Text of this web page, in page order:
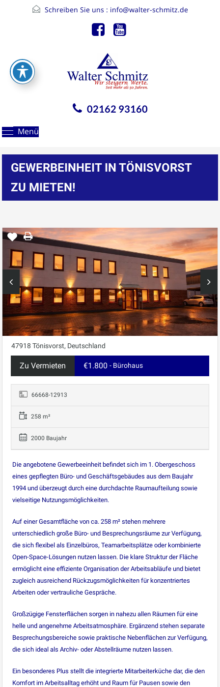
Schreiben Sie uns : info@walter-schmitz.de
02162 93160
Menü
GEWERBEINHEIT IN TÖNISVORST
ZU MIETEN!
47918 Tönisvorst, Deutschland
Zu Vermieten €1.800 - Bürohaus
66668-12913
258 m²
2000 Baujahr
Die angebotene Gewerbeeinheit befindet sich im 1. Obergeschoss
eines gepflegten Büro- und Geschäftsgebäudes aus dem Baujahr
1994 und überzeugt durch eine durchdachte Raumaufteilung sowie
vielseitige Nutzungsmöglichkeiten.
Auf einer Gesamtfläche von ca. 258 m² stehen mehrere
unterschiedlich große Büro- und Besprechungsräume zur Verfügung,
die sich flexibel als Einzelbüros, Teamarbeitsplätze oder kombinierte
Open-Space-Lösungen nutzen lassen. Die klare Struktur der Fläche
ermöglicht eine effiziente Organisation der Arbeitsabläufe und bietet
zugleich ausreichend Rückzugsmöglichkeiten für konzentriertes
Arbeiten oder vertrauliche Gespräche.
Großzügige Fensterflächen sorgen in nahezu allen Räumen für eine
helle und angenehme Arbeitsatmosphäre. Ergänzend stehen separate
Besprechungsbereiche sowie praktische Nebenflächen zur Verfügung,
die sich ideal als Archiv- oder Abstellräume nutzen lassen.
Ein besonderes Plus stellt die integrierte Mitarbeiterküche dar, die den
Komfort im Arbeitsalltag erhöht und Raum für Pausen sowie den